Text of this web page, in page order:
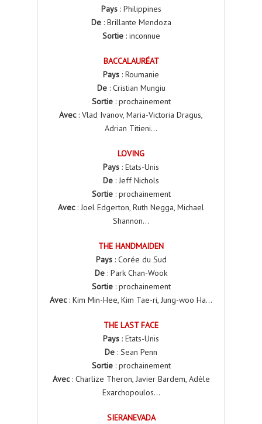
Pays: Philippines
De: Brillante Mendoza
Sortie: inconnue
BACCALAURÉAT
Pays : Roumanie
De: Cristian Mungiu
Sortie: prochainement
Avec: Vlad Ivanov, Maria-Victoria Dragus,
Adrian Titieni…
LOVING
Pays : Etats-Unis
De : Jeff Nichols
Sortie: prochainement
Avec: Joel Edgerton, Ruth Negga, Michael
Shannon…
THE HANDMAIDEN
Pays: Corée du Sud
De : Park Chan-Wook
Sortie: prochainement
Avec: Kim Min-Hee, Kim Tae-ri, Jung-woo Ha…
THE LAST FACE
Pays : Etats-Unis
De : Sean Penn
Sortie: prochainement
Avec: Charlize Theron, Javier Bardem, Adèle
Exarchopoulos…
SIERANEVADA